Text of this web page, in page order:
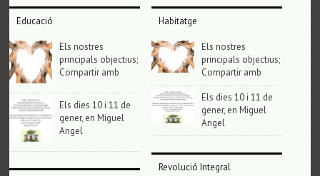
Educació
Els nostres
principals objectius;
Compartir amb
Els dies 10 i 11 de
gener, en Miguel
Angel
Habitatge
Els nostres
principals objectius;
Compartir amb
Els dies 10 i 11 de
gener, en Miguel
Angel
Revolució Integral